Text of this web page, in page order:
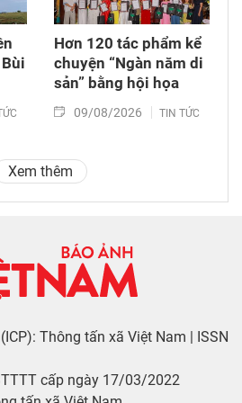
Hơn 120 tác phẩm kể
chuyện “Ngàn năm di
sản” bằng hội họa
09/08/2026 TIN TỨC
Xem thêm
Thông tấn xã Việt Nam | ISSN
cấp ngày 17/03/2022